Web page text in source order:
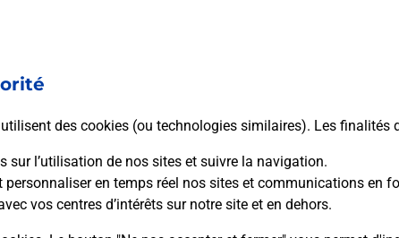
utilisent des cookies (ou technologies similaires). Les finalités
sur l’utilisation de nos sites et suivre la navigation.
personnaliser en temps réel nos sites et communications en
vos centres d’intérêts sur notre site et en dehors.